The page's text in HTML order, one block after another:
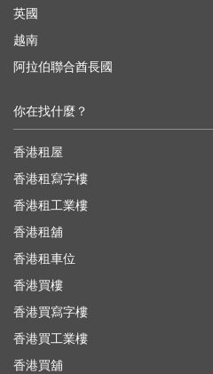
英國
越南
阿拉伯聯合酋長國
你在找什麼？
香港租屋
香港租寫字樓
香港租工業樓
香港租舖
香港租車位
香港買樓
香港買寫字樓
香港買工業樓
香港買舖